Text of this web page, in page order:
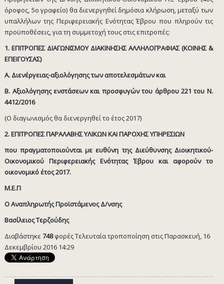
όροφος, 5ο γραφείο) θα διενεργηθεί δημόσια κλήρωση, μεταξύ των
υπαλλήλων της Περιφερειακής Ενότητας Έβρου που πληρούν τις
προϋποθέσεις, για τη συμμετοχή τους στις επιτροπές:
1. ΕΠΙΤΡΟΠΕΣ ΔΙΑΓΩΝΙΣΜΟΥ ΔΙΑΚΙΝΗΣΗΣ ΑΛΛΗΛΟΓΡΑΦΙΑΣ (ΚΟΙΝΗΣ &
ΕΠΕΙΓΟΥΣΑΣ)
A. Διενέργειας-αξιολόγησης των αποτελεσμάτων και
Β. Αξιολόγησης ενστάσεων και προσφυγών του άρθρου 221 του Ν.
4412/2016
(Ο διαγωνισμός θα διενεργηθεί το έτος 2017)
2. ΕΠΙΤΡΟΠΕΣ ΠΑΡΑΛΑΒΗΣ ΥΛΙΚΩΝ ΚΑΙ ΠΑΡΟΧΗΣ ΥΠΗΡΕΣΙΩΝ
που πραγματοποιούνται με ευθύνη της Διεύθυνσης Διοικητικού-
Οικονομικού Περιφερειακής Ενότητας Έβρου και αφορούν το
οικονομικό έτος 2017.
Μ.Ε.Π
Ο Αναπληρωτής Προϊστάμενος Δ/νσης
Βασίλειος Τερζούδης
Διαβάστηκε748φορέςΤελευταία τροποποίηση στις Παρασκευή, 16
Δεκεμβρίου 2016 14:29